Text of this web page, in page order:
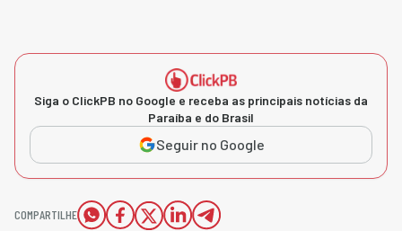
Siga o ClickPB no Google e receba as principais notícias da
Paraíba e do Brasil
Seguir no Google
COMPARTILHE